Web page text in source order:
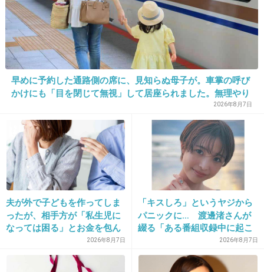
21. 匿名2013/11/15(金) 11:59:14
入れ替わるじゃなくて、本当に不倫してドロド
ロの内容の方が視聴率取れたと思う・・・
+231 -21
22. 匿名 2013/11/15(金) 11:59:26
夫のカノジョなんて
馬鹿げたタイトルつけるから…
見る気失せるよ
+268 -15
2013/11/15(金) 11:59:37
早めに予約した通路側の席に、見知らぬ母子が。車掌の呼び
かけにも「目を閉じて無視」して居座られました。無理やり
奪われた席は、結局“やったもん勝ち”になってしまうのでし
ょうか？
2026年8月7日
夫が外で子どもを作ってしま
ったが、相手方が「私生児に
なっては困る」とお金を包ん
で頭を下げに来ても応じず、
晩年まで離婚に応じなかった
親戚の話→「一生復讐にな
2026年8月7日
「キスしろ」というヤジから
パニックに… 渡邊渚さんが
綴る「ある番組収録中に起こ
ったフラッシュバック」2026年8月7日